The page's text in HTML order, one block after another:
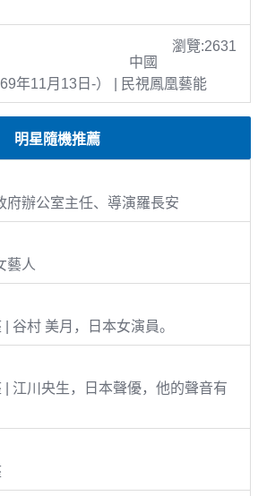
瀏覽:2631
中國
年11月13日-） | 民視鳳凰藝能
明星隨機推薦
府辦公室主任、導演羅長安
藝人
谷村 美月，日本女演員。
江川央生，日本聲優，他的聲音有